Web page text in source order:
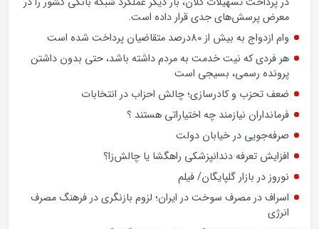
شهرستان‌های استان اصفهان چه می‌خواهند و چه ندارند؟
تشدید تخلفات در برخی بانک‌های خصوصی و شیوه‌های غیرشفاف
در پرداخت تسهیلات کلان، بار دیگر عملکرد شبکه بانکی کشور را در
معرض پرسش‌های جدی قرار داده است.
وام ازدواج به بیش از 80درصد متقاضیان پرداخت شده است
هر فردی که نیت خدمت به مردم داشته باشد، حتی بدون داشتن
پرونده رسمی، بسیجی است
ضعف تحزب و کادرسازی؛ چالش احزاب در انتخابات
فرمانداران نیازمند چه اختیاراتی هستند ؟
صرفه‌جویی در خیابان دولت
افزایش تعرفه دندانپزشکی راهگشا یا چالش‌زا؟